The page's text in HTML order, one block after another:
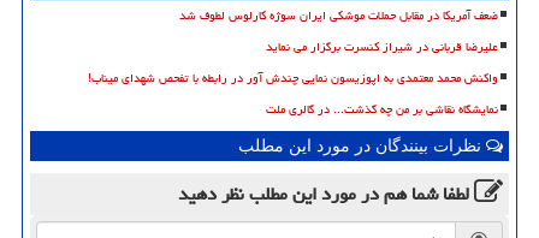
ضعف آمریکا در مقابل حملات موشکی ایران سوژه کارلوس لطوف شد
علیرضا قربانی در شیراز کنسرت برگزار می نماید
واکنش محمد معتمدی به اپوزیسون نمایی چندش آور در رابطه با تفحص شهدای میناب!
نمایشگاه نقاشی بر من چه گذشت... در گالری ملت
نظرات بینندگان در مورد این مطلب
لطفا شما همدر مورد این مطلبنظر دهید